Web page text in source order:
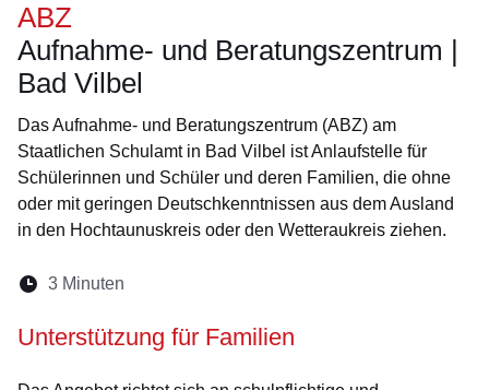
ABZ
Aufnahme- und Beratungszentrum |
Bad Vilbel
Das Aufnahme- und Beratungszentrum (ABZ) am
Staatlichen Schulamt in Bad Vilbel ist Anlaufstelle für
Schülerinnen und Schüler und deren Familien, die ohne
oder mit geringen Deutschkenntnissen aus dem Ausland
in den Hochtaunuskreis oder den Wetteraukreis ziehen.
Lesedauer:
3 Minuten
Unterstützung für Familien